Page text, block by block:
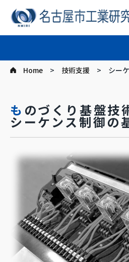
Home 技術支援 シー
ものづくり基盤技
シーケンス制御の